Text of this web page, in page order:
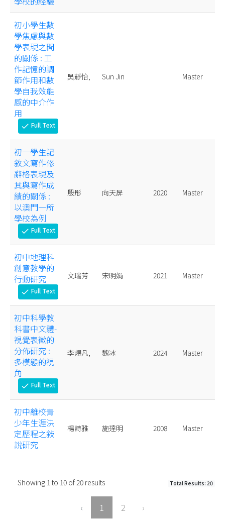
初小學生數
學焦慮與數
學表現之間
的關係 : 工
作記憶的調
節作用和數
學自我效能
感的中介作
用
check Full Text
吳靜怡, Sun Jin Master
初一學生記
敘文寫作修
辭格表現及
其與寫作成
績的關係 :
以澳門一所
學校為例
check Full Text
殷彤 向天屏 2020. Master
初中地理科
創意教學的
行動研究
check Full Text
文瑞芳 宋明娟 2021. Master
初中科學教
科書中文體-
視覺表徵的
分佈研究 :
多模態的視
角
check Full Text
李煜凡, 魏冰 2024. Master
初中離校青
少年生涯決
定歷程之敍
說研究
楊詩雅 施達明 2008. Master
Total Results: 20
Showing 1to 10 of20 results
‹ 1 2 ›